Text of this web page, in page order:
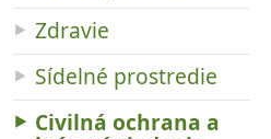
Zdravie
Sídelné prostredie
Civilná ochrana a